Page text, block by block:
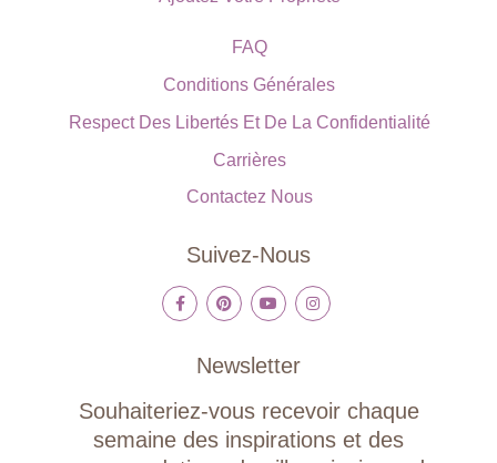
FAQ
Conditions Générales
Respect Des Libertés Et De La Confidentialité
Carrières
Contactez Nous
Suivez-Nous
Newsletter
Souhaiteriez-vous recevoir chaque
semaine des inspirations et des